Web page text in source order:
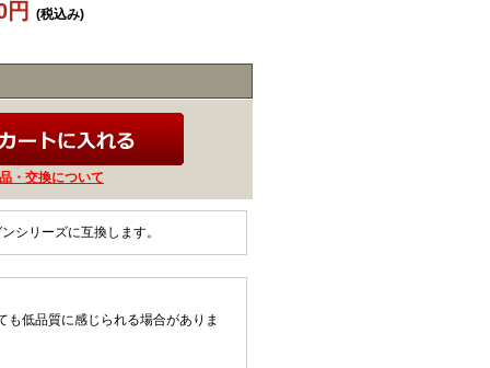
円
(税込み)
・交換について
シリーズに互換します。
低品質に感じられる場合がありま